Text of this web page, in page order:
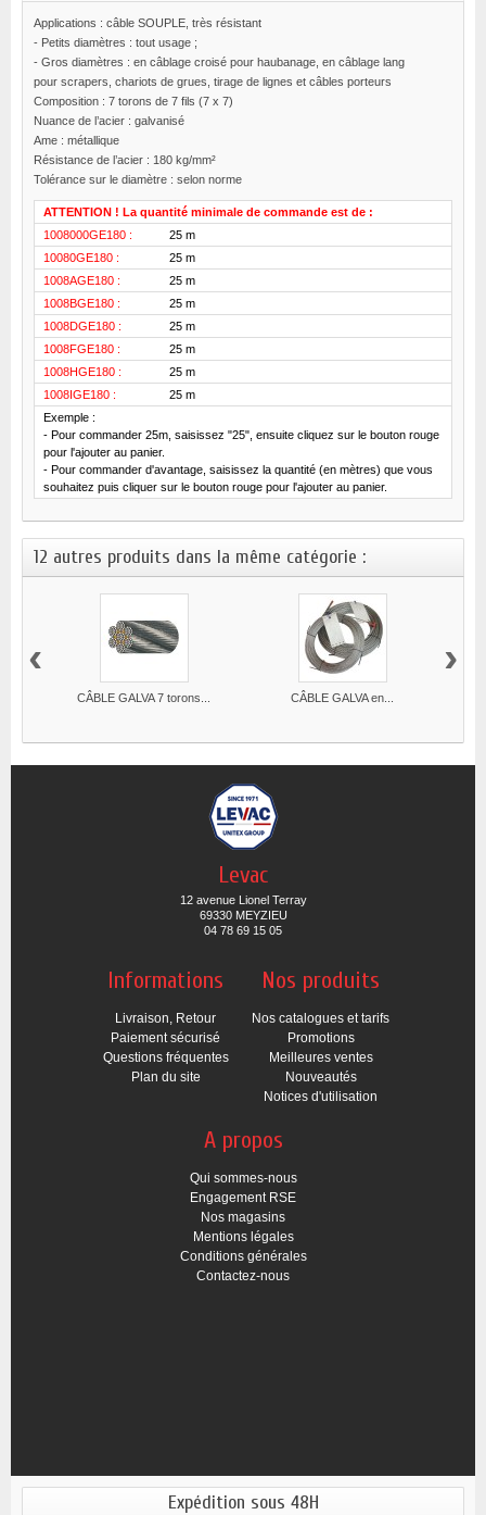
Applications : câble SOUPLE, très résistant
- Petits diamètres : tout usage ;
- Gros diamètres : en câblage croisé pour haubanage, en câblage lang
pour scrapers, chariots de grues, tirage de lignes et câbles porteurs
Composition : 7 torons de 7 fils (7 x 7)
Nuance de l’acier : galvanisé
Ame : métallique
Résistance de l’acier : 180 kg/mm²
Tolérance sur le diamètre : selon norme
ATTENTION ! La quantité minimale de commande est de :
1008000GE180 :
25 m
10080GE180 :
25 m
1008AGE180 :
25 m
1008BGE180 :
25 m
1008DGE180 :
25 m
1008FGE180 :
25 m
1008HGE180 :
25 m
1008IGE180 :
25 m
Exemple :
- Pour commander 25m, saisissez "25", ensuite cliquez sur le bouton rouge
pour l'ajouter au panier.
- Pour commander d'avantage, saisissez la quantité (en mètres) que vous
souhaitez puis cliquer sur le bouton rouge pour l'ajouter au panier.
12 autres produits dans la même catégorie :
CÂBLE GALVA 7 torons... CÂBLE GALVA en...
‹ ›
Levac
12 avenue Lionel Terray
69330 MEYZIEU
04 78 69 15 05
Informations
Livraison, Retour
Paiement sécurisé
Questions fréquentes
Plan du site
Nos produits
Nos catalogues et tarifs
Promotions
Meilleures ventes
Nouveautés
Notices d'utilisation
A propos
Qui sommes-nous
Engagement RSE
Nos magasins
Mentions légales
Conditions générales
Contactez-nous
Expédition sous 48H